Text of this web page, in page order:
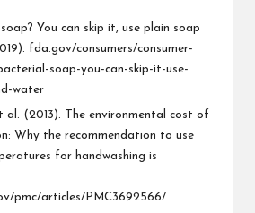
You can skip it, use plain soap
fda.gov/consumers/consumer-
soap-you-can-skip-it-use-
water
al. (2013). The environmental cost of
Why the recommendation to use
for handwashing is
pmc/articles/PMC3692566/